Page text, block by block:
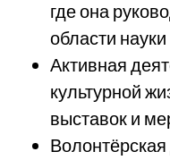
где она
области
Активная
культурной
выставок и